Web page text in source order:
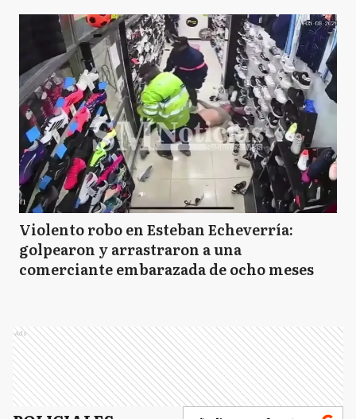
Violento robo en Esteban Echeverría:
golpearon y arrastraron a una
comerciante embarazada de ocho meses
Ads